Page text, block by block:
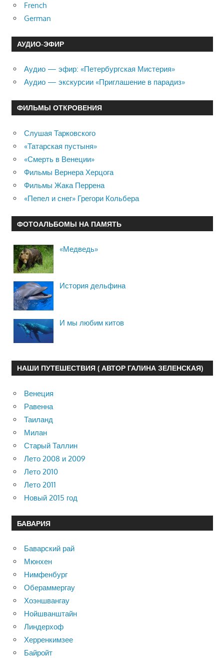
French
German
АУДИО-ЭФИР
Аудио — эфир: «Петербургская Мистерия»
Аудио — экскурсии «Приглашение в парадиз»
ФИЛЬМЫ ОТКРОВЕНИЯ
Слушая Тарковского
«Татарская пустыня»
«Смерть в Венеции»
Фильмы Вернера Херцога
Фильмы Жака Перрена
«Пепел и снег» Грегори Кольбера
ФОТОАЛЬБОМЫ НА ПАМЯТЬ
«Медведь»
История дельфина
И мы любим китов
НАШИ ПУТЕШЕСТВИЯ ( АВТОР ГАЛИНА ЗЕЛЕНСКАЯ)
Венеция
Равенна
Таиланд
Милан
Старый Таллин
Лето 2008 и 2009
Лето 2010
Лето 2011
Новый 2015 год
БАВАРИЯ
Баварский рай
Мюнхен
Нимфенбург
Обераммергау
Хоэншвангау
Нойшванштайн
Линдерхоф
Херренкимзее
Байройт